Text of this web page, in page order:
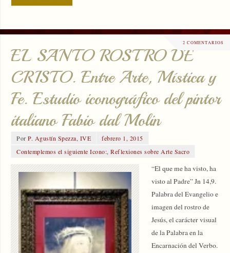
2 COMENTARIOS
EL SANTO ROSTRO DE
CRISTO. Entre Arte, Mística y
Fe. Estudio iconográfico del pintor
italiano Fabio dal Molin
PorP. Agustín Spezza, IVE
febrero 1, 2015
Contemplemos el siguiente Icono:,Reflexiones sobre Arte Sacro
“El que me ha visto, ha
visto al Padre” Jn 14,9.
Palabra del Evangelio e
imagen del rostro de
Jesús, el carácter visual
de la Palabra en la
Encarnación del Verbo.